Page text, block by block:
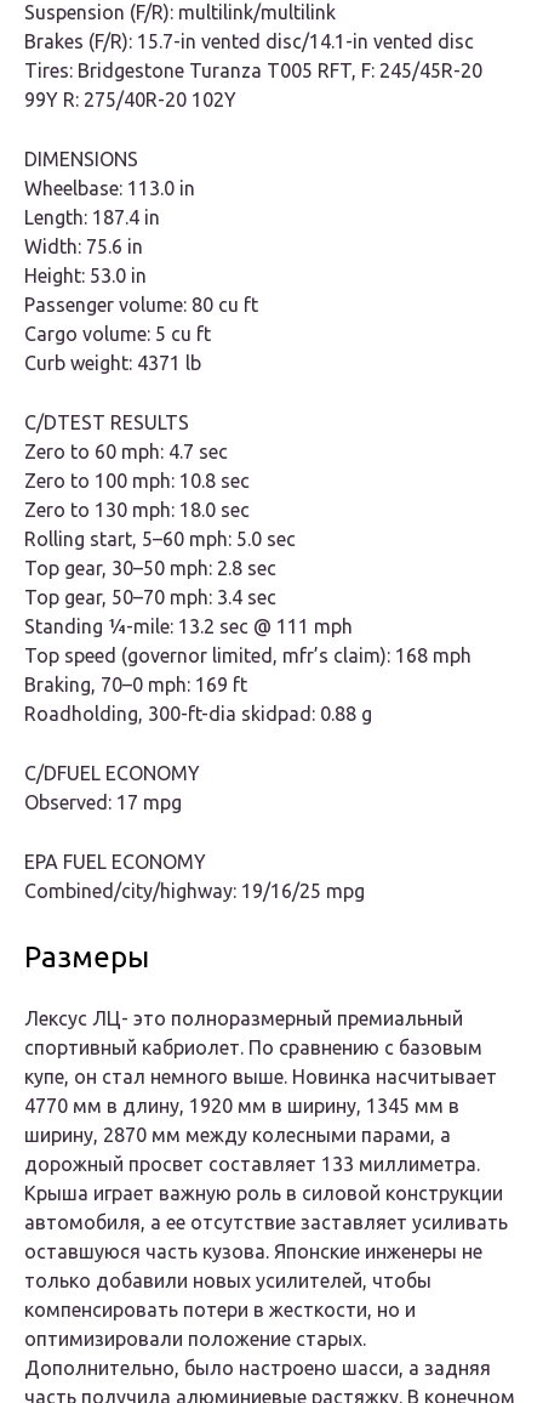
Suspension (F/R): multilink/multilink
Brakes (F/R): 15.7-in vented disc/14.1-in vented disc
Tires: Bridgestone Turanza T005 RFT, F: 245/45R-20
99Y R: 275/40R-20 102Y
DIMENSIONS
Wheelbase: 113.0 in
Length: 187.4 in
Width: 75.6 in
Height: 53.0 in
Passenger volume: 80 cu ft
Cargo volume: 5 cu ft
Curb weight: 4371 lb
C/DTEST RESULTS
Zero to 60 mph: 4.7 sec
Zero to 100 mph: 10.8 sec
Zero to 130 mph: 18.0 sec
Rolling start, 5–60 mph: 5.0 sec
Top gear, 30–50 mph: 2.8 sec
Top gear, 50–70 mph: 3.4 sec
Standing ¼-mile: 13.2 sec @ 111 mph
Top speed (governor limited, mfr’s claim): 168 mph
Braking, 70–0 mph: 169 ft
Roadholding, 300-ft-dia skidpad: 0.88 g
C/DFUEL ECONOMY
Observed: 17 mpg
EPA FUEL ECONOMY
Combined/city/highway: 19/16/25 mpg
Размеры
Лексус ЛЦ- это полноразмерный премиальный
спортивный кабриолет. По сравнению с базовым
купе, он стал немного выше. Новинка насчитывает
4770 мм в длину, 1920 мм в ширину, 1345 мм в
ширину, 2870 мм между колесными парами, а
дорожный просвет составляет 133 миллиметра.
Крыша играет важную роль в силовой конструкции
автомобиля, а ее отсутствие заставляет усиливать
оставшуюся часть кузова. Японские инженеры не
только добавили новых усилителей, чтобы
компенсировать потери в жесткости, но и
оптимизировали положение старых.
Дополнительно, было настроено шасси, а задняя
часть получила алюминиевые растяжку. В конечном